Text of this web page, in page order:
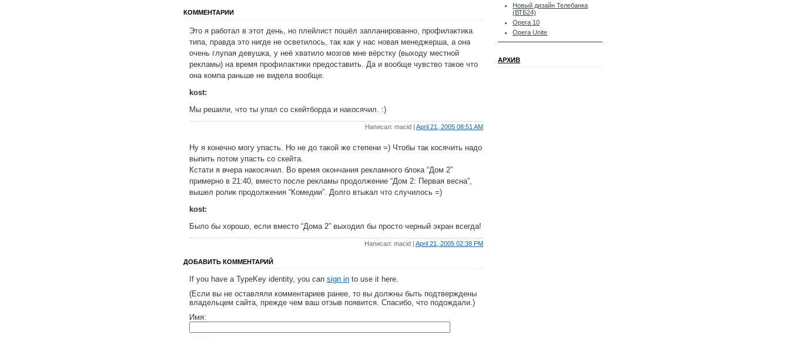
КОММЕНТАРИИ
Это я работал в этот день, но плейлист пошёл запланированно, профилактика
типа, правда это нигде не осветилось, так как у нас новая менеджерша, а она
очень глупая девушка, у неё хватило мозгов мне вёрстку (выходу местной
рекламы) на время профилактики предоставить. Да и вообще чувство такое что
она компа раньше не видела вообще.
kost:
Мы решили, что ты упал со скейтборда и накосячил. :)
Написал: macid | April 21, 2005 08:51 AM
Ну я конечно могу упасть. Но не до такой же степени =) Чтобы так косячить надо
выпить потом упасть со скейта.
Кстати я вчера накосячил. Во время окончания рекламного блока “Дом 2”
примерно в 21:40, вместо после рекламы продолжение “Дом 2: Первая весна”,
вышел ролик продолжения “Комедии”. Долго втыкал что случилось =)
kost:
Было бы хорошо, если вместо “Дома 2” выходил бы просто черный экран всегда!
Написал: macid | April 21, 2005 02:38 PM
ДОБАВИТЬ КОММЕНТАРИЙ
If you have a TypeKey identity, you can sign in to use it here.
(Если вы не оставляли комментариев ранее, то вы должны быть подтверждены
владельцем сайта, прежде чем ваш отзыв появится. Спасибо, что подождали.)
Имя:
Новый дизайн Телебанка
(ВТБ24)
Opera 10
Opera Unite
АРХИВ